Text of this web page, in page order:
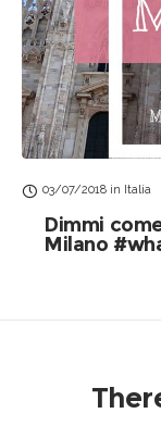
03/07/2018 in Italia
Dimmi
Milano